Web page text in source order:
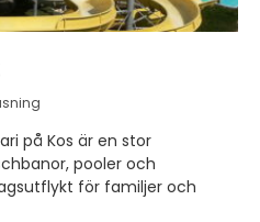
på Kos är en stor
pooler och
för familjer och